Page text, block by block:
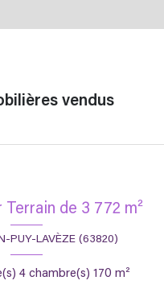
vendus
de 3 772 m²
PUY-LAVÈZE (63820)
Maison 7 pièce(s) 4 chambre(s) 170 m²